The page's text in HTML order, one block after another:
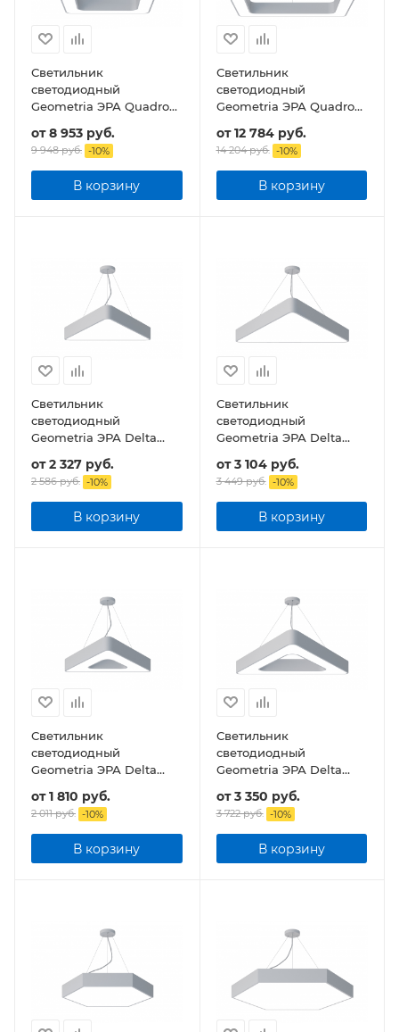
Светильник
светодиодный
Geometria ЭРА Quadro
60Вт 4000К 5500Лм
IP40 600*600*80 белый
подвесной
от8 953 руб.
9 948 руб. -10%
В корзину
Светильник
светодиодный
Geometria ЭРА Quadro
70Вт 4000К 4200Лм
IP40 800*800*80
подвесной
от12 784 руб.
14 204 руб. -10%
В корзину
Светильник
светодиодный
Geometria ЭРА Delta
4000К 2900Лм IP40
600*600*80 подвесной
от2 327 руб.
2 586 руб. -10%
В корзину
Светильник
светодиодный
Geometria ЭРА Delta
48Вт 4000К 3500Лм
IP40 800*800*80
подвесной
от3 104 руб.
3 449 руб. -10%
В корзину
Светильник
светодиодный
Geometria ЭРА Delta
4000К 2100Лм IP40
600*600*80 подвесной
от1 810 руб.
2 011 руб. -10%
В корзину
Светильник
светодиодный
Geometria ЭРА Delta
42Вт 4000К 2300Лм
IP40 800*800*80
подвесной
от3 350 руб.
3 722 руб. -10%
В корзину